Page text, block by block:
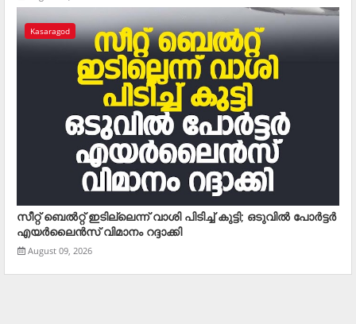
Kasaragod
സീറ്റ് ബെല്‍റ്റ് ഇടില്ലെന്ന് വാശി പിടിച്ച് കുട്ടി; ഒടുവില്‍ പോര്‍ട്ടര്‍
എയര്‍ലൈന്‍സ് വിമാനം റദ്ദാക്കി
August 09, 2026